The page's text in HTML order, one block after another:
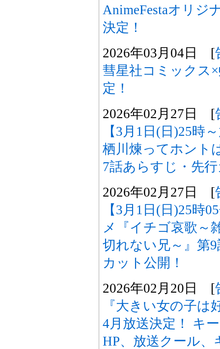
AnimeFestaオリジ
決定！
2026年03月04日 [
彗星社コミックス
定！
2026年02月27日 [
【3月1日(日)25時
栖川煉ってホント
7話あらすじ・先
2026年02月27日 [
【3月1日(日)25時
メ『イチゴ哀歌～
切れない兄～』第
カット公開！
2026年02月20日 [
『大きい女の子は
4月放送決定！ キ
HP、放送クール